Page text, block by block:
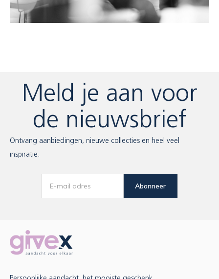
Meld je aan voor
de nieuwsbrief
Ontvang aanbiedingen, nieuwe collecties en heel veel
inspiratie.
Abonneer